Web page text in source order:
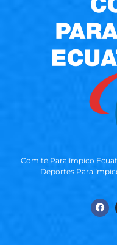
Comité Paralímpico
Deportes